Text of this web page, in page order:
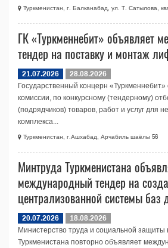
Туркменистан, г. Балканабад, ул. Т. Сатылова,
ГК «Туркменнебит» объявляет
тендер на поставку и монтаж
21.07.2026
28.08.2026
Государственный концерн
комиссии, по конкурсному (тендерному)
(подрядчиков) товаров, работ и услуг для
комплекса...
Туркменистан, г.Ашхабад, Арчабиль шаёлы 56
Минтруда Туркменистана
международный тендер на
централизованной системы баз
20.07.2026
18.08.2026
Министерство труда и социальной защиты
Туркменистана повторно объявляет